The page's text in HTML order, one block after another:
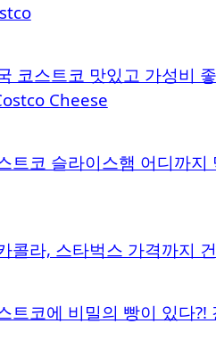
코스트코 맛있고 가성비
Cheese
트코 슬라이스햄 어디까지
콜라, 스타벅스 가격까지
트코에 비밀의 빵이 있다